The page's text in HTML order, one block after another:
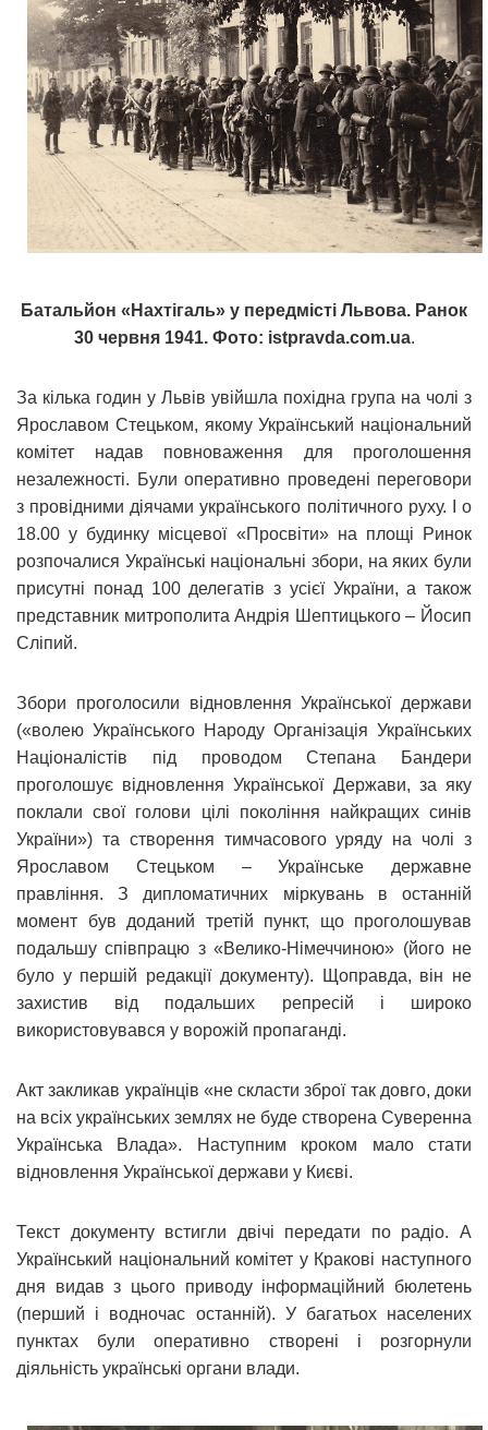
Батальйон «Нахтігаль» у передмісті Львова. Ранок
30 червня 1941. Фото: istpravda.com.ua.
За кілька годин у Львів увійшла похідна група на чолі з
Ярославом Стецьком, якому Український національний
комітет надав повноваження для проголошення
незалежності. Були оперативно проведені переговори
з провідними діячами українського політичного руху. І о
18.00 у будинку місцевої «Просвіти» на площі Ринок
розпочалися Українські національні збори, на яких були
присутні понад 100 делегатів з усієї України, а також
представник митрополита Андрія Шептицького – Йосип
Сліпий.
Збори проголосили відновлення Української держави
(«волею Українського Народу Організація Українських
Націоналістів під проводом Степана Бандери
проголошує відновлення Української Держави, за яку
поклали свої голови цілі покоління найкращих синів
України») та створення тимчасового уряду на чолі з
Ярославом Стецьком – Українське державне
правління. З дипломатичних міркувань в останній
момент був доданий третій пункт, що проголошував
подальшу співпрацю з «Велико-Німеччиною» (його не
було у першій редакції документу). Щоправда, він не
захистив від подальших репресій і широко
використовувався у ворожій пропаганді.
Акт закликав українців «не скласти зброї так довго, доки
на всіх українських землях не буде створена Суверенна
Українська Влада». Наступним кроком мало стати
відновлення Української держави у Києві.
Текст документу встигли двічі передати по радіо. А
Український національний комітет у Кракові наступного
дня видав з цього приводу інформаційний бюлетень
(перший і водночас останній). У багатьох населених
пунктах були оперативно створені і розгорнули
діяльність українські органи влади.